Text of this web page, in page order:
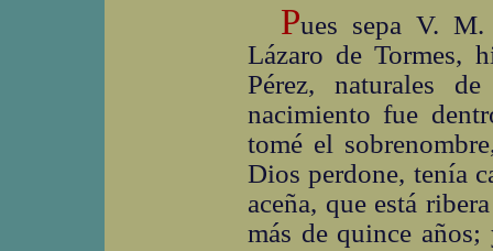
Pues sepa V.
Lázaro de Tormes,
Pérez, naturales
nacimiento fue
tomé el
Dios perdone, tenía
aceña, que está
más de quince